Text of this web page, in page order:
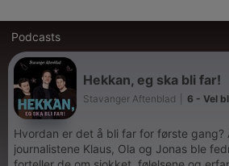
Podcasts
Hekkan, eg ska bli far!
Stavanger Aftenblad 6 - Vel
Hvordan er det å bli far for første
journalistene Klaus, Ola og Jonas ble